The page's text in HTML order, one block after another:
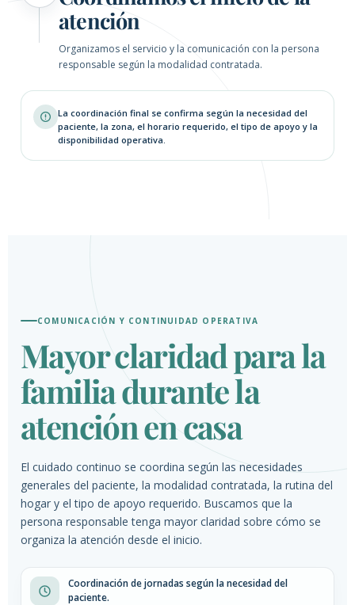
atención
Organizamos el servicio y la comunicación con la persona
responsable según la modalidad contratada.
La coordinación final se confirma según la necesidad del
paciente, la zona, el horario requerido, el tipo de apoyo y la
disponibilidad operativa.
COMUNICACIÓN Y CONTINUIDAD OPERATIVA
Mayor claridad para la
familia durante la
atención en casa
El cuidado continuo se coordina según las necesidades
generales del paciente, la modalidad contratada, la rutina del
hogar y el tipo de apoyo requerido. Buscamos que la
persona responsable tenga mayor claridad sobre cómo se
organiza la atención desde el inicio.
Coordinación de jornadas según la necesidad del
paciente.